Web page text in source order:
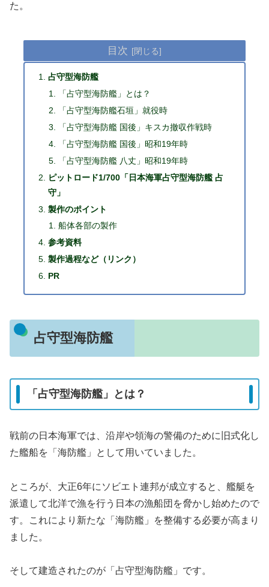
た。
目次
占守型海防艦
「占守型海防艦」とは？
「占守型海防艦石垣」就役時
「占守型海防艦 国後」キスカ撤収作戦時
「占守型海防艦 国後」昭和19年時
「占守型海防艦 八丈」昭和19年時
ピットロード1/700「日本海軍占守型海防艦 占
守」
製作のポイント
船体各部の製作
参考資料
製作過程など（リンク）
PR
占守型海防艦
「占守型海防艦」とは？
戦前の日本海軍では、沿岸や領海の警備のために旧式化し
た艦船を「海防艦」として用いていました。
ところが、大正6年にソビエト連邦が成立すると、艦艇を
派遣して北洋で漁を行う日本の漁船団を脅かし始めたので
す。これにより新たな「海防艦」を整備する必要が高まり
ました。
そして建造されたのが「占守型海防艦」です。